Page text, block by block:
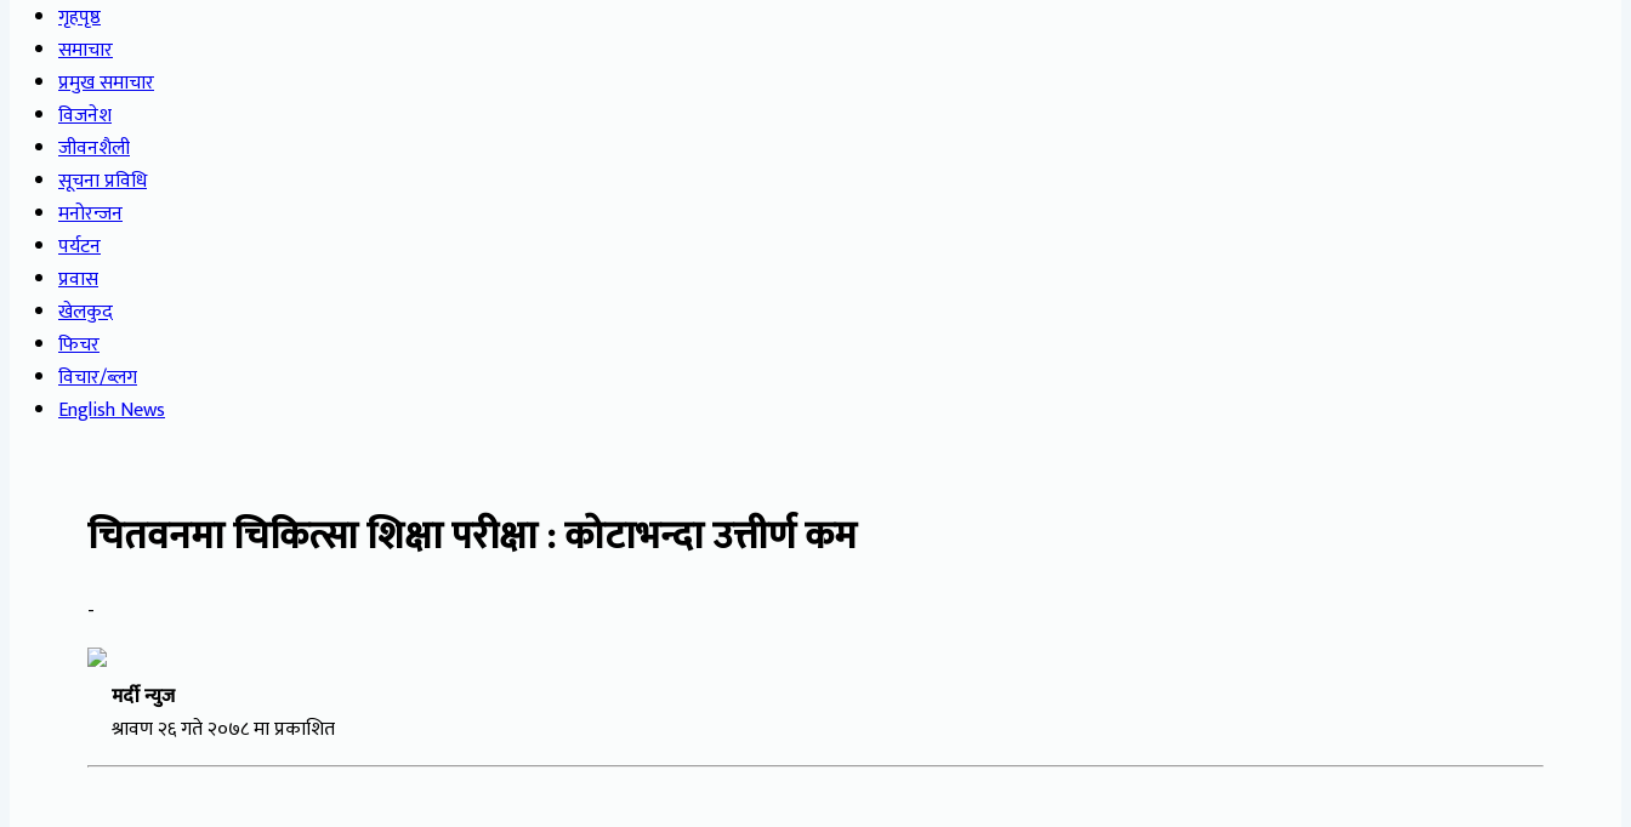
गृहपृष्ठ
समाचार
प्रमुख समाचार
विजनेश
जीवनशैली
सूचना प्रविधि
मनोरन्जन
पर्यटन
प्रवास
खेलकुद
फिचर
विचार/ब्लग
English News
चितवनमा चिकित्सा शिक्षा परीक्षा : कोटाभन्दा उत्तीर्ण कम
-
मर्दी न्युज
श्रावण २६ गते २०७८ मा प्रकाशित